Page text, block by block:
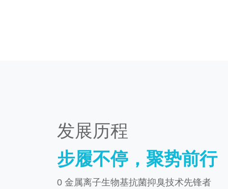
发展历程
步履不停，聚势前行
0 金属离子生物基抗菌抑臭技术先锋者